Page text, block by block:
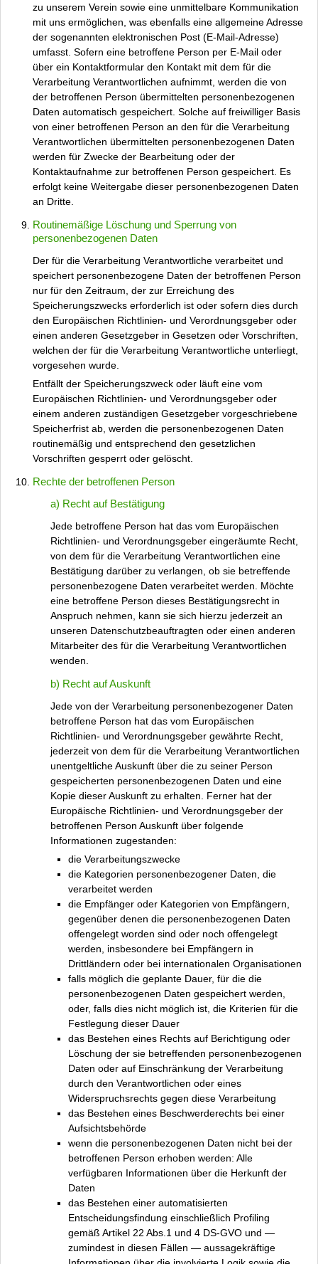
zu unserem Verein sowie eine unmittelbare Kommunikation
mit uns ermöglichen, was ebenfalls eine allgemeine Adresse
der sogenannten elektronischen Post (E-Mail-Adresse)
umfasst. Sofern eine betroffene Person per E-Mail oder
über ein Kontaktformular den Kontakt mit dem für die
Verarbeitung Verantwortlichen aufnimmt, werden die von
der betroffenen Person übermittelten personenbezogenen
Daten automatisch gespeichert. Solche auf freiwilliger Basis
von einer betroffenen Person an den für die Verarbeitung
Verantwortlichen übermittelten personenbezogenen Daten
werden für Zwecke der Bearbeitung oder der
Kontaktaufnahme zur betroffenen Person gespeichert. Es
erfolgt keine Weitergabe dieser personenbezogenen Daten
an Dritte.
Routinemäßige Löschung und Sperrung von
personenbezogenen Daten
Der für die Verarbeitung Verantwortliche verarbeitet und
speichert personenbezogene Daten der betroffenen Person
nur für den Zeitraum, der zur Erreichung des
Speicherungszwecks erforderlich ist oder sofern dies durch
den Europäischen Richtlinien- und Verordnungsgeber oder
einen anderen Gesetzgeber in Gesetzen oder Vorschriften,
welchen der für die Verarbeitung Verantwortliche unterliegt,
vorgesehen wurde.
Entfällt der Speicherungszweck oder läuft eine vom
Europäischen Richtlinien- und Verordnungsgeber oder
einem anderen zuständigen Gesetzgeber vorgeschriebene
Speicherfrist ab, werden die personenbezogenen Daten
routinemäßig und entsprechend den gesetzlichen
Vorschriften gesperrt oder gelöscht.
Rechte der betroffenen Person
a) Recht auf Bestätigung
Jede betroffene Person hat das vom Europäischen
Richtlinien- und Verordnungsgeber eingeräumte Recht,
von dem für die Verarbeitung Verantwortlichen eine
Bestätigung darüber zu verlangen, ob sie betreffende
personenbezogene Daten verarbeitet werden. Möchte
eine betroffene Person dieses Bestätigungsrecht in
Anspruch nehmen, kann sie sich hierzu jederzeit an
unseren Datenschutzbeauftragten oder einen anderen
Mitarbeiter des für die Verarbeitung Verantwortlichen
wenden.
b) Recht auf Auskunft
Jede von der Verarbeitung personenbezogener Daten
betroffene Person hat das vom Europäischen
Richtlinien- und Verordnungsgeber gewährte Recht,
jederzeit von dem für die Verarbeitung Verantwortlichen
unentgeltliche Auskunft über die zu seiner Person
gespeicherten personenbezogenen Daten und eine
Kopie dieser Auskunft zu erhalten. Ferner hat der
Europäische Richtlinien- und Verordnungsgeber der
betroffenen Person Auskunft über folgende
Informationen zugestanden:
die Verarbeitungszwecke
die Kategorien personenbezogener Daten, die
verarbeitet werden
die Empfänger oder Kategorien von Empfängern,
gegenüber denen die personenbezogenen Daten
offengelegt worden sind oder noch offengelegt
werden, insbesondere bei Empfängern in
Drittländern oder bei internationalen Organisationen
falls möglich die geplante Dauer, für die die
personenbezogenen Daten gespeichert werden,
oder, falls dies nicht möglich ist, die Kriterien für die
Festlegung dieser Dauer
das Bestehen eines Rechts auf Berichtigung oder
Löschung der sie betreffenden personenbezogenen
Daten oder auf Einschränkung der Verarbeitung
durch den Verantwortlichen oder eines
Widerspruchsrechts gegen diese Verarbeitung
das Bestehen eines Beschwerderechts bei einer
Aufsichtsbehörde
wenn die personenbezogenen Daten nicht bei der
betroffenen Person erhoben werden: Alle
verfügbaren Informationen über die Herkunft der
Daten
das Bestehen einer automatisierten
Entscheidungsfindung einschließlich Profiling
gemäß Artikel 22 Abs.1 und 4 DS-GVO und —
zumindest in diesen Fällen — aussagekräftige